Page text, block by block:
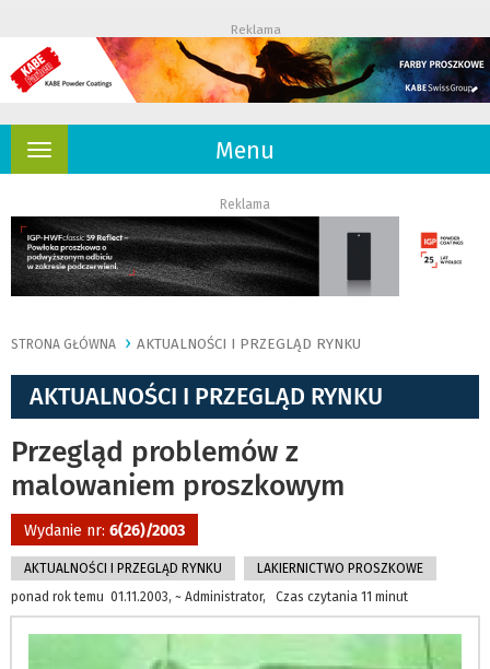
Reklama
Menu
Rozwiń
Reklama
STRONA GŁÓWNA AKTUALNOŚCI I PRZEGLĄD RYNKU
AKTUALNOŚCI I PRZEGLĄD RYNKU
Przegląd problemów z
malowaniem proszkowym
Wydanie nr: 6(26)/2003
AKTUALNOŚCI I PRZEGLĄD RYNKU
LAKIERNICTWO PROSZKOWE
ponad rok temu 01.11.2003, ~ Administrator, Czas czytania 11 minut